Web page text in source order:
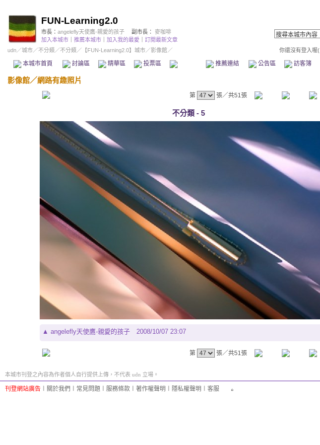
FUN-Learning2.0
市長： angelefly天使鷹-親愛的孩子 副市長：
麥咖啡
加入本城市
推薦本城市 加入我的最愛
訂閱最新文章
udn／城市／不分類 ／不分類 ／ 【FUN-Learning2.0】城市／影像館／ 你還沒有登入喔(
本城市首頁 討論區 精華區 投票區 影像館 推薦連結 公告區 訪客簿
影像館／網路有趣照片
第
張／共51張
不分類 - 5
▲ angelefly天使鷹-親愛的孩子 2008/10/07 23:07
第 張／共51張
本城市刊登之內容為作者個人自行提供上傳，不代表 udn 立場。
刊登網站廣告 關於我們 常見問題 服務條款 著作權聲明 隱私權聲明 客服